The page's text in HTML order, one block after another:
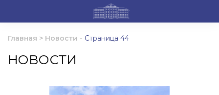
Главная > Новости - Страница 44
НОВОСТИ